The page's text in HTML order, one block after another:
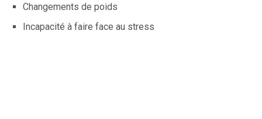
Changements de poids
Incapacité à faire face au stress